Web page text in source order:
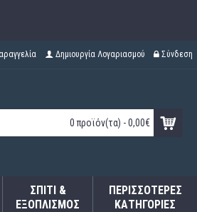
Δημιουργία Λογαριασμού Σύνδεση
0 προϊόν(τα) - 0,00€
ΣΠΊΤΙ &
ΕΞΟΠΛΙΣΜΌΣ
ΠΕΡΙΣΣΌΤΕΡΕΣ
ΚΑΤΗΓΟΡΊΕΣ